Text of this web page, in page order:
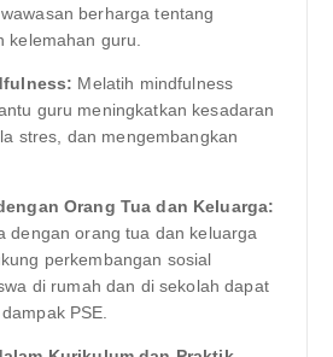
berharga tentang
kelemahan guru.
Melatih mindfulness
guru meningkatkan kesadaran
stres, dan mengembangkan
Orang Tua dan Keluarga:
dengan orang tua dan keluarga
perkembangan sosial
di rumah dan di sekolah dapat
PSE.